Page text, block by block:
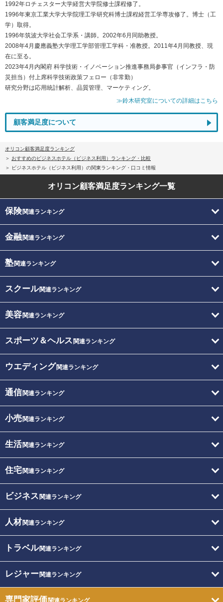
1992年ロチェスター大学経営大学院修士課程修了。
1996年東京工業大学大学院理工学研究科博士課程経営工学専攻修了。博士（工
学）取得。
1996年筑波大学社会工学系・講師。2002年6月同助教授。
2008年4月慶應義塾大学理工学部管理工学科・准教授。2011年4月同教授、現
在に至る。
2023年4月内閣府 科学技術・イノベーション推進事務局参事官（インフラ・防
災担当）付上席科学技術政策フェロー（非常勤）
研究分野は応用統計解析、品質管理、マーケティング。
≫鈴木研究室についての詳細はこちら
顧客満足度について
オリコン顧客満足度ランキング
おすすめのビジネスホテル（ビジネス利用）ランキング・比較
ビジネスホテル（ビジネス利用）の関東ランキング・口コミ情報
オリコン顧客満足度ランキング一覧
保険関連ランキング
金融関連ランキング
塾関連ランキング
スクール関連ランキング
美容関連ランキング
スポーツ＆ヘルス 関連ランキング
ウエディング関連ランキング
通信関連ランキング
小売関連ランキング
生活関連ランキング
住宅関連ランキング
ビジネス 関連ランキング
人材関連ランキング
トラベル関連ランキング
レジャー関連ランキング
専門家評価関連ランキング